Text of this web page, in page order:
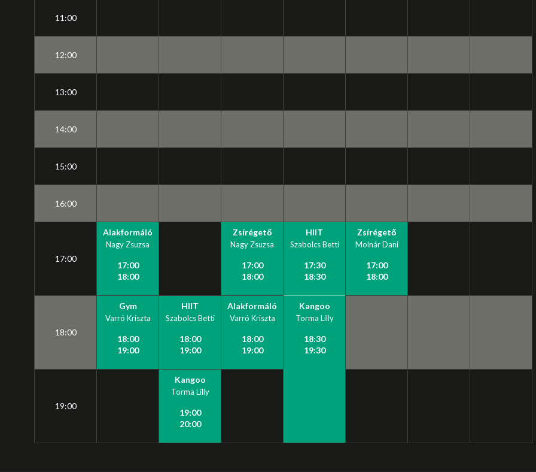
11:00
12:00
13:00
14:00
15:00
16:00
17:00
Alakformáló
Nagy Zsuzsa
17:00
18:00
Zsírégető
Nagy Zsuzsa
17:00
18:00
HIIT
Szabolcs Betti
17:30
18:30
Kangoo
Torma Lilly
18:30
19:30
Zsírégető
Molnár Dani
17:00
18:00
18:00
Gym
Varró Kriszta
18:00
19:00
HIIT
Szabolcs Betti
18:00
19:00
Alakformáló
Varró Kriszta
18:00
19:00
19:00
Kangoo
Torma Lilly
19:00
20:00